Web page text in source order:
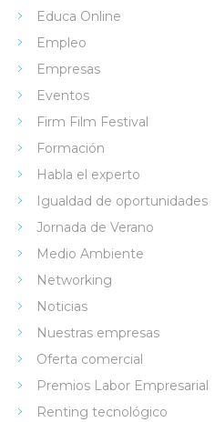
Educa Online
Empleo
Empresas
Eventos
Firm Film Festival
Formación
Habla el experto
Igualdad de oportunidades
Jornada de Verano
Medio Ambiente
Networking
Noticias
Nuestras empresas
Oferta comercial
Premios Labor Empresarial
Renting tecnológico